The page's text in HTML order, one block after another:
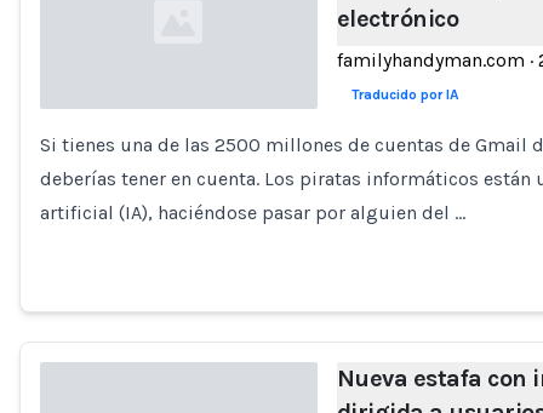
electrónico
familyhandyman.com ·
Traducido por IA
Si tienes una de las 2500 millones de cuentas de Gmail
deberías tener en cuenta. Los piratas informáticos
artificial (IA), haciéndose pasar por alguien del …
Nueva estafa